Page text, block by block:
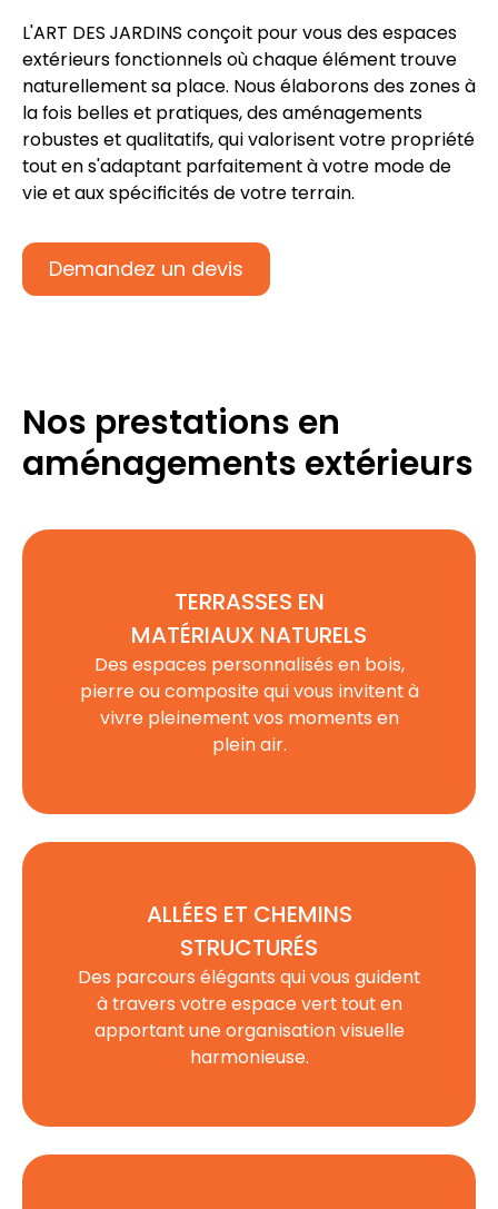
L'ART DES JARDINS conçoit pour vous desespaces
extérieurs fonctionnelsoù chaque élément trouve
naturellement sa place. Nous élaborons des zones à
la fois belles et pratiques, desaménagements
robustes et qualitatifs, qui valorisent votre propriété
tout en s'adaptant parfaitement à votre mode de
vie et aux spécificités de votreterrain.
Demandez un devis
Nos prestations en
aménagements extérieurs
TERRASSES EN
MATÉRIAUX NATURELS
Des espaces personnalisés en bois,
pierreoucompositequi vous invitent à
vivre pleinement vos moments en
plein air.
ALLÉES ET CHEMINS
STRUCTURÉS
Des parcours élégants qui vous guident
à travers votreespace verttout en
apportant une organisation visuelle
harmonieuse.